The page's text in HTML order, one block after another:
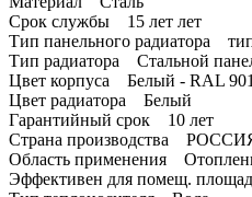
Срок службы 15 лет лет
Тип панельного радиатора
Тип радиатора Стальной
Цвет корпуса Белый - RAL
Цвет радиатора Белый
Гарантийный срок 10 лет
Страна производства
Область применения
Эффективен для помещ.